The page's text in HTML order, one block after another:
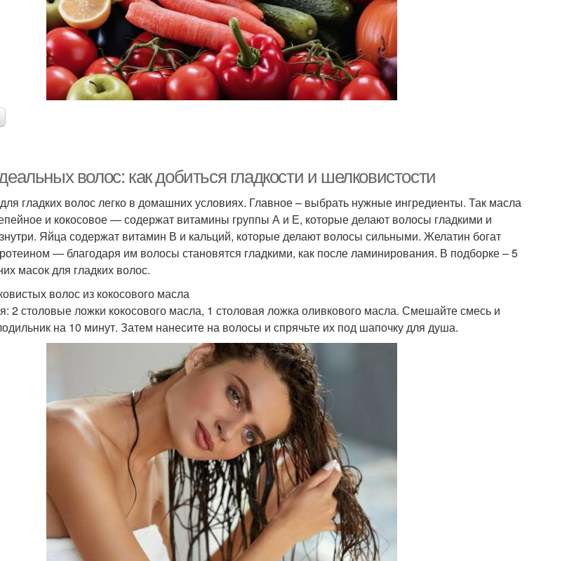
волос: как добиться гладкости и шелковистости
гладких волос легко в домашних условиях. Главное – выбрать нужные ингредиенты. Так масла
и кокосовое — содержат витамины группы А и Е, которые делают волосы гладкими и
Яйца содержат витамин В и кальций, которые делают волосы сильными. Желатин богат
— благодаря им волосы становятся гладкими, как после ламинирования. В подборке – 5
масок для гладких волос.
волос из кокосового масла
2 столовые ложки кокосового масла, 1 столовая ложка оливкового масла. Смешайте смесь и
на 10 минут. Затем нанесите на волосы и спрячьте их под шапочку для душа.